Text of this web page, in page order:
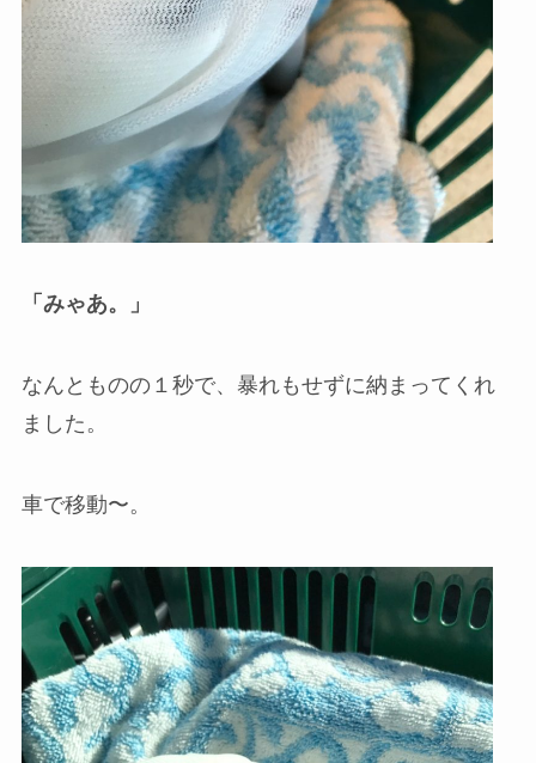
「みゃあ。」
なんとものの１秒で、暴れもせずに納まってくれ
ました。
車で移動〜。